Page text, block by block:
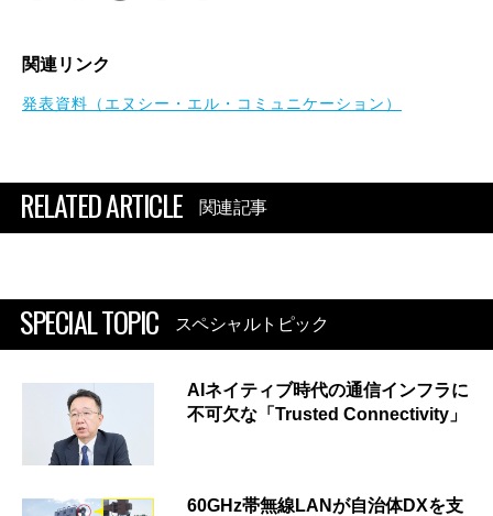
関連リンク
発表資料（エヌシー・エル・コミュニケーション）
RELATED ARTICLE 関連記事
SPECIAL TOPIC スペシャルトピック
AIネイティブ時代の通信インフラに
不可欠な「Trusted Connectivity」
60GHz帯無線LANが自治体DXを支